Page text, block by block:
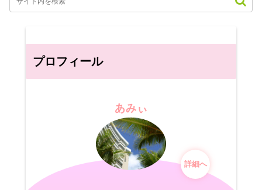
プロフィール
あみぃ
詳細へ